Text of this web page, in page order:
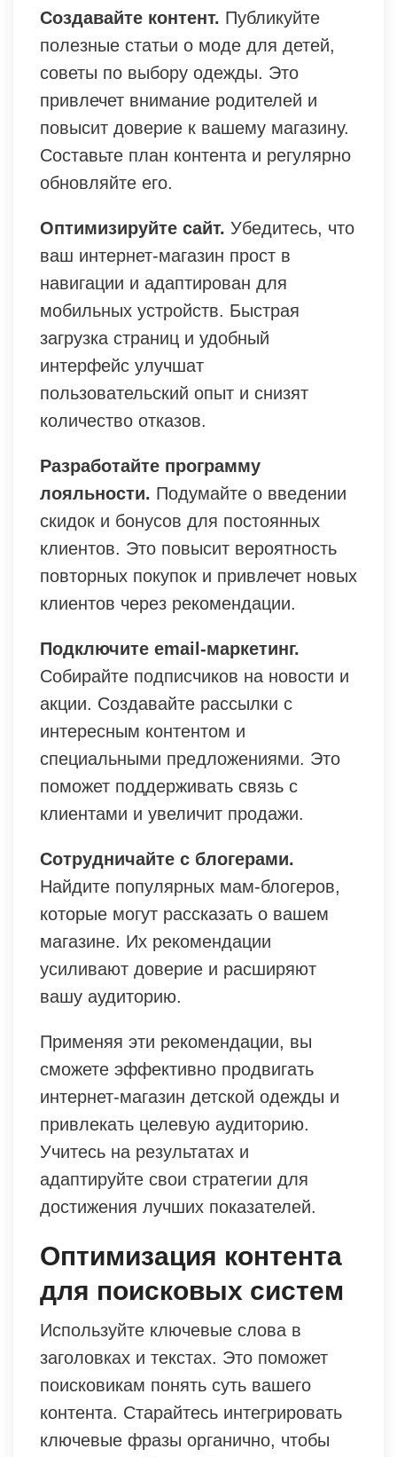
Создавайте контент. Публикуйте
полезные статьи о моде для детей,
советы по выбору одежды. Это
привлечет внимание родителей и
повысит доверие к вашему магазину.
Составьте план контента и регулярно
обновляйте его.
Оптимизируйте сайт. Убедитесь, что
ваш интернет-магазин прост в
навигации и адаптирован для
мобильных устройств. Быстрая
загрузка страниц и удобный
интерфейс улучшат
пользовательский опыт и снизят
количество отказов.
Разработайте программу
лояльности. Подумайте о введении
скидок и бонусов для постоянных
клиентов. Это повысит вероятность
повторных покупок и привлечет новых
клиентов через рекомендации.
Подключите email-маркетинг.
Собирайте подписчиков на новости и
акции. Создавайте рассылки с
интересным контентом и
специальными предложениями. Это
поможет поддерживать связь с
клиентами и увеличит продажи.
Сотрудничайте с блогерами.
Найдите популярных мам-блогеров,
которые могут рассказать о вашем
магазине. Их рекомендации
усиливают доверие и расширяют
вашу аудиторию.
Применяя эти рекомендации, вы
сможете эффективно продвигать
интернет-магазин детской одежды и
привлекать целевую аудиторию.
Учитесь на результатах и
адаптируйте свои стратегии для
достижения лучших показателей.
Оптимизация контента
для поисковых систем
Используйте ключевые слова в
заголовках и текстах. Это поможет
поисковикам понять суть вашего
контента. Старайтесь интегрировать
ключевые фразы органично, чтобы